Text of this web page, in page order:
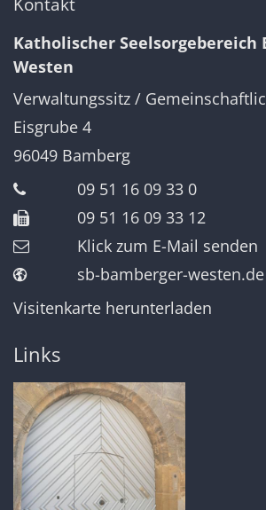
Katholischer Seelsorgebereich
Westen
Verwaltungssitz /
Eisgrube 4
96049 Bamberg
09 51 16 09 33 0
09 51 16 09 33 12
Klick zum E-Mail senden
sb-bamberger-westen.de
Visitenkarte herunterladen
Links